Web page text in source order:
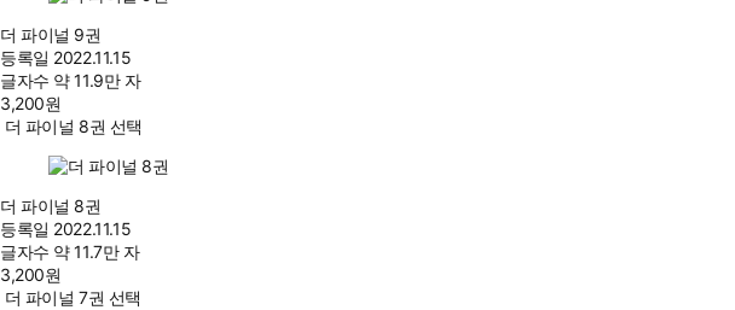
더 파이널 9권
등록일 2022.11.15
글자수 약 11.9만 자
3,200원
더 파이널 8권 선택
더 파이널 8권
등록일 2022.11.15
글자수 약 11.7만 자
3,200원
더 파이널 7권 선택